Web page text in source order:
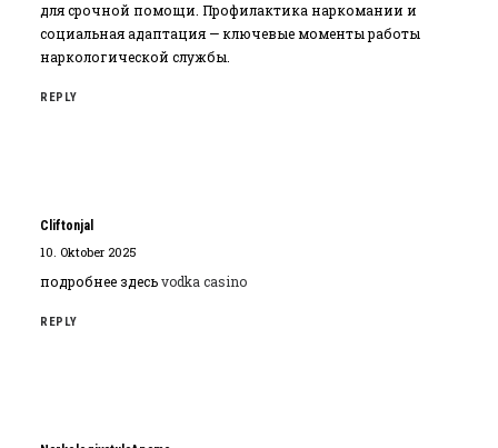
для срочной помощи. Профилактика наркомании и
социальная адаптация — ключевые моменты работы
наркологической службы.
REPLY
Cliftonjal
10. Oktober 2025
подробнее здесьvodka casino
REPLY